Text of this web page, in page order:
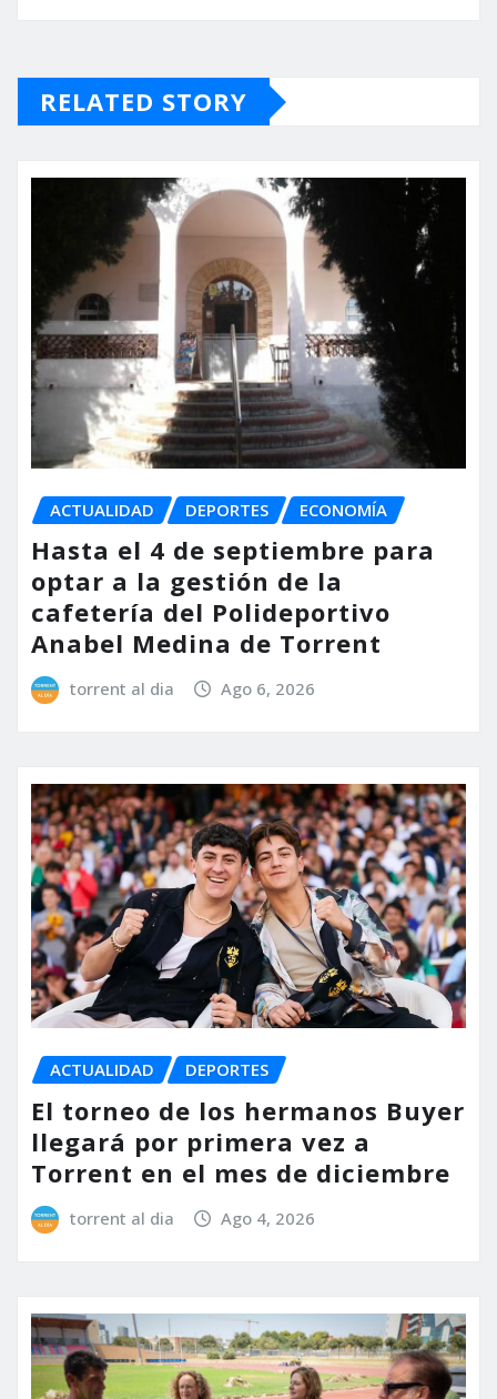
RELATED STORY
ACTUALIDAD DEPORTES ECONOMÍA
Hasta el 4 de septiembre para
optar a la gestión de la
cafetería del Polideportivo
Anabel Medina de Torrent
torrent al dia Ago 6, 2026
ACTUALIDAD DEPORTES
El torneo de los hermanos Buyer
llegará por primera vez a
Torrent en el mes de diciembre
torrent al dia Ago 4, 2026